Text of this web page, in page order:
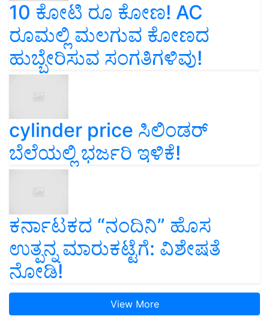
10 ಕೋಟಿ ರೂ ಕೋಣ! AC
ರೂಮಲ್ಲಿ ಮಲಗುವ ಕೋಣದ
ಹುಬ್ಬೇರಿಸುವ ಸಂಗತಿಗಳಿವು!
cylinder price ಸಿಲಿಂಡರ್‌
ಬೆಲೆಯಲ್ಲಿ ಭರ್ಜರಿ ಇಳಿಕೆ!
ಕರ್ನಾಟಕದ “ನಂದಿನಿ” ಹೊಸ
ಉತ್ಪನ್ನ ಮಾರುಕಟ್ಟೆಗೆ: ವಿಶೇಷತೆ
ನೋಡಿ!
View More